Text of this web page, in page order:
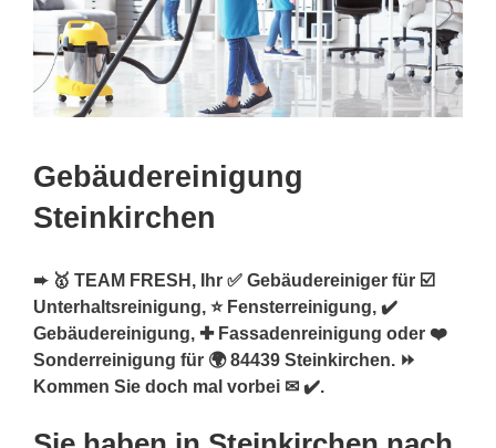
Gebäudereinigung
Steinkirchen
➨ 🥇 TEAM FRESH, Ihr ✅ Gebäudereiniger für ☑️
Unterhaltsreinigung, ⭐ Fensterreinigung, ✔️
Gebäudereinigung, ✚ Fassadenreinigung oder ❤️
Sonderreinigung für 🌍 84439 Steinkirchen. ⏩
Kommen Sie doch mal vorbei ✉ ✔️.